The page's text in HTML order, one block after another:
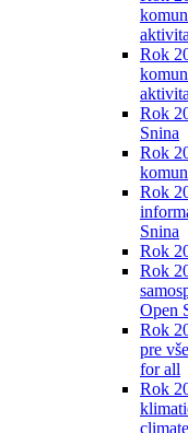
Rok
Rok
Snina
Rok
Rok
Snina
Rok
Rok
Open
Rok
pre
for all
Rok